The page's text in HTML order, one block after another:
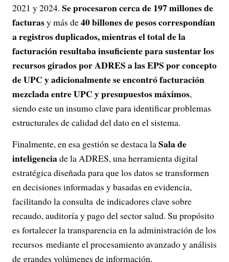
2021 y 2024. Se procesaron cerca de 197 millones de
facturasy más de40 billones de pesos correspondían
a registros duplicados, mientras el total de la
facturación resultaba insuficiente para sustentar los
recursos girados por ADRES a las EPS por concepto
de UPC y adicionalmente se encontró facturación
mezclada entre UPC y presupuestos máximos,
siendo este un insumo clave para identificar problemas
estructurales de calidad del dato en el sistema.
Finalmente, en esa gestión se destaca laSala de
inteligenciade la ADRES, una herramienta digital
estratégica diseñada para que los datos se transformen
en decisiones informadas y basadas en evidencia,
facilitando la consulta de indicadores clave sobre
recaudo, auditoría y pago del sector salud. Su propósito
es fortalecer la transparencia en la administración de los
recursos mediante el procesamiento avanzado y análisis
de grandes volúmenes de información.